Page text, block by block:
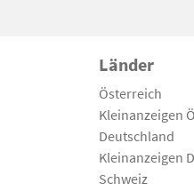
Länder
Österreich
Kleinanzeigen
Deutschland
Kleinanzeigen
Schweiz